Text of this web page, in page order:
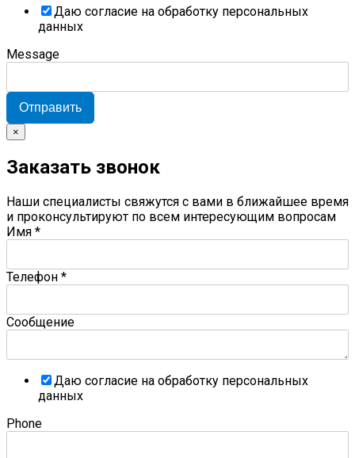
Даю согласие на обработку персональных
данных
Message
Отправить
×
Заказать звонок
Наши специалисты свяжутся с вами в ближайшее время
и проконсультируют по всем интересующим вопросам
Имя *
Телефон *
Сообщение
Даю согласие на обработку персональных
данных
Phone